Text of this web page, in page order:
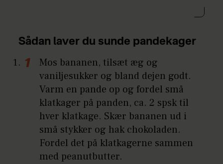
Sådan laver du sunde pandekager
Mos bananen, tilsæt æg og
vaniljesukker og bland dejen godt.
Varm en pande op og fordel små
klatkager på panden, ca. 2 spsk til
hver klatkage. Skær bananen ud i
små stykker og hak chokoladen.
Fordel det på klatkagerne sammen
med peanutbutter.